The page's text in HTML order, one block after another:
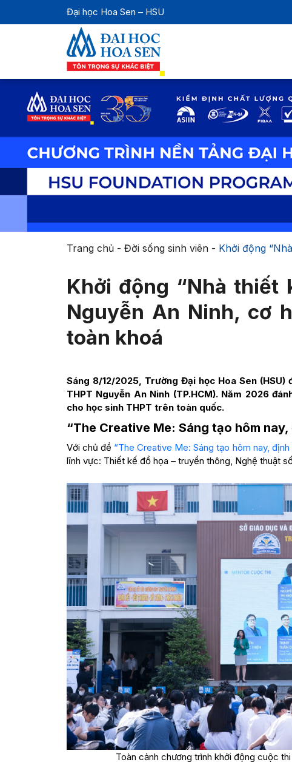
Đại học Hoa Sen – HSU
Trang chủ- Đời sống sinh viên- Khởi động
Khởi động “Nhà thiết
Nguyễn An Ninh, cơ
toàn khoá
Sáng 8/12/2025, Trường Đại học Hoa Sen
THPT Nguyễn An Ninh (TP.HCM). Năm 2026
cho học sinh THPT trên toàn quốc.
“The Creative Me: Sáng tạo hôm
Với chủ đề “The Creative Me: Sáng tạo hôm nay, định
lĩnh vực: Thiết kế đồ họa – truyền thông, Nghệ thuật
Toàn cảnh chương trình khởi động cuộc